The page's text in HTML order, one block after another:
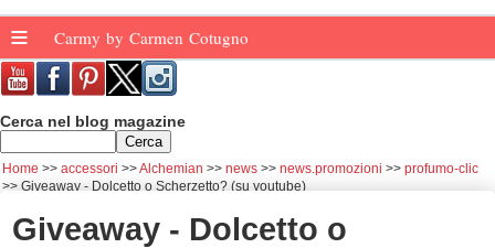
≡ Carmy by Carmen Cotugno
Cerca nel blog magazine
Home accessori Alchemian news news.promozioni
profumo-clic
Giveaway - Dolcetto o Scherzetto? (su youtube)
Giveaway - Dolcetto o